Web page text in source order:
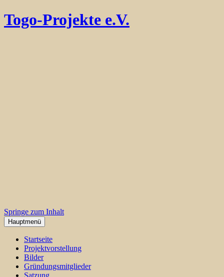
Togo-Projekte e.V.
Springe zum Inhalt
Hauptmenü
Startseite
Projektvorstellung
Bilder
Gründungsmitglieder
Satzung